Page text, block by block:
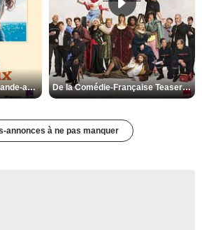
Les Matins merveilleux Bande-annonce VF De la Comédie-Française Teaser VF
annonces à ne pas manquer